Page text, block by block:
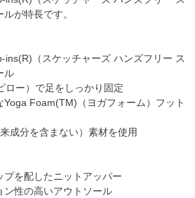
が特長です。
ins(R)（スケッチャーズ ハンズフリー ス
ル
ロー）で足をしっかり固定
Foam(TM)（ヨガフォーム）フット
成分を含まない）素材を使用
を配したニットアッパー
ン性の高いアウトソール